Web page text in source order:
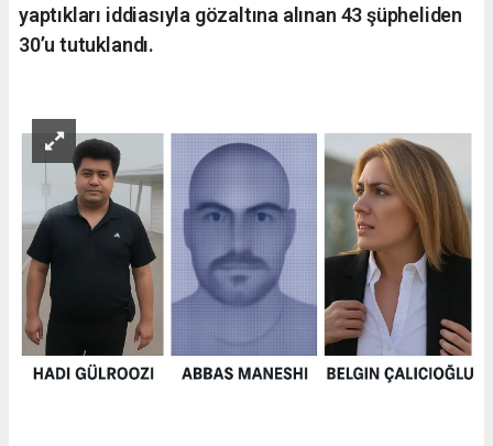
yaptıkları iddiasıyla gözaltına alınan 43 şüpheliden
30’u tutuklandı.